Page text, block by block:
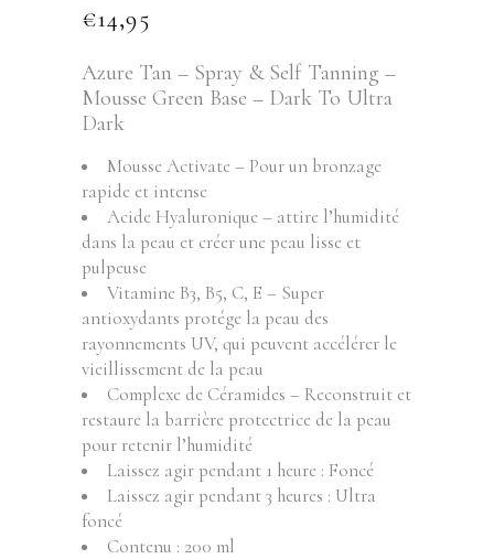
€14,95
Azure Tan – Spray & Self Tanning –
Mousse Green Base – Dark To Ultra
Dark
Mousse Activate – Pour un bronzage
rapide et intense
Acide Hyaluronique – attire l’humidité
dans la peau et créer une peau lisse et
pulpeuse
Vitamine B3, B5, C, E – Super
antioxydants protége la peau des
rayonnements UV, qui peuvent accélérer le
vieillissement de la peau
Complexe de Céramides – Reconstruit et
restaure la barrière protectrice de la peau
pour retenir l’humidité
Laissez agir pendant 1 heure : Foncé
Laissez agir pendant 3 heures : Ultra
foncé
Contenu : 200 ml